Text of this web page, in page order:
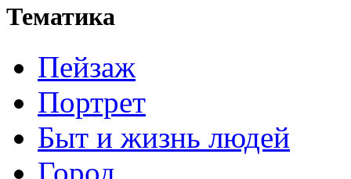
Тематика
Пейзаж
Портрет
Быт и жизнь людей
Город